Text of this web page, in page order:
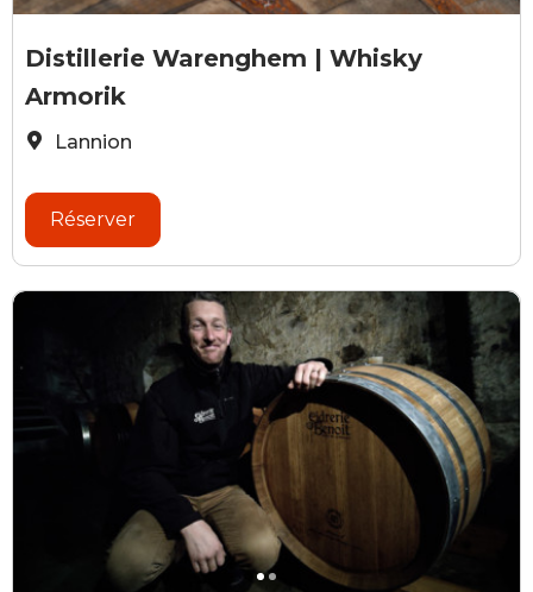
Distillerie Warenghem
Distillerie Warenghem | Whisky
Armorik
Lannion
Réserver